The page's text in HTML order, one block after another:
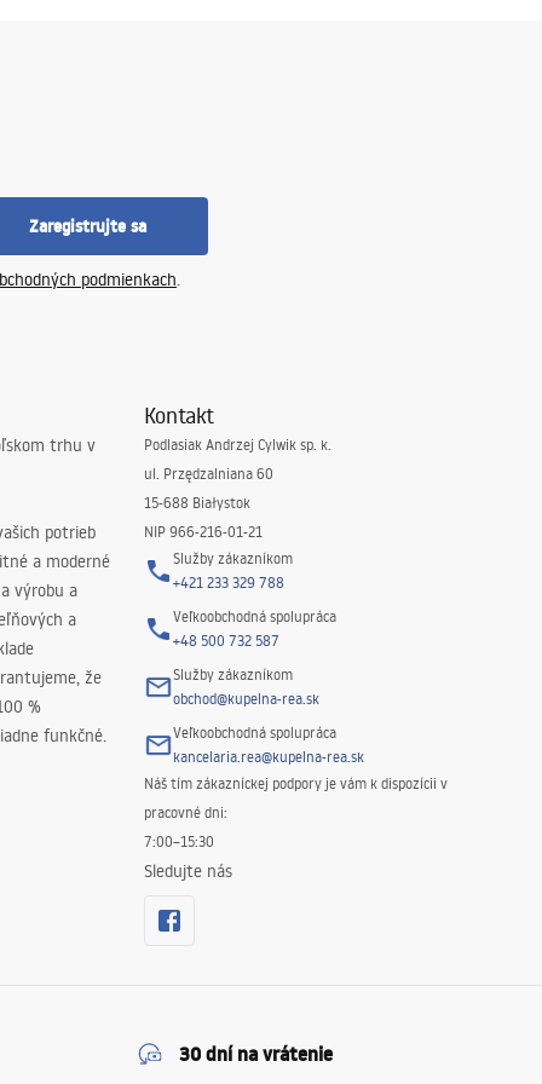
Zaregistrujte sa
podmienkach.
trhu v
potrieb
a moderné
výrobu a
a
že
%
funkčné.
Kontakt
Podlasiak Andrzej Cylwik sp. k.
ul. Przędzalniana 60
15-688 Białystok
NIP 966-216-01-21
Služby zákazníkom
+421 233 329 788
Veľkoobchodná spolupráca
+48 500 732 587
Služby zákazníkom
obchod@kupelna-rea.sk
Veľkoobchodná spolupráca
kancelaria.rea@kupelna-rea.sk
Náš tím zákazníckej podpory je vám k dispozícii v
pracovné dni:
7:00–15:30
Sledujte nás
30 dní na vrátenie